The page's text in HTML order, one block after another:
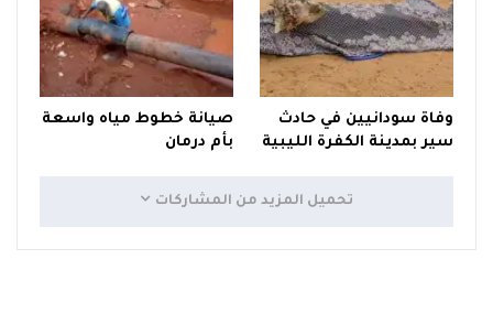
وفاة سودانيين في حادث
سير بمدينة الكفرة الليبية
صيانة خطوط مياه واسعة
بأم درمان
تحميل المزيد من المشاركات